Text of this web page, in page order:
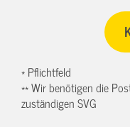
* Pflichtfeld
** Wir benötigen die
zuständigen SVG